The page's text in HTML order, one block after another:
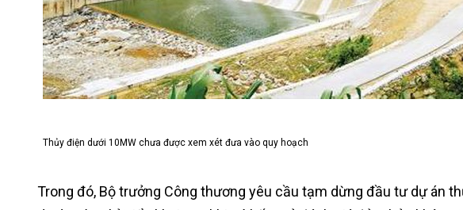
Thủy điện dưới 10MW chưa được xem xét đưa vào quy hoạch
Trong đó, Bộ trưởng Công thương yêu cầu tạm dừng đầu tư dự án